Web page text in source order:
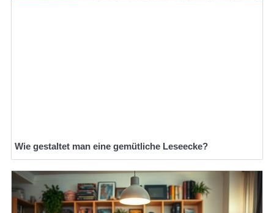
Wie gestaltet man eine gemütliche Leseecke?